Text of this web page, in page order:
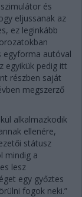
és
eljussanak az
ez leginkább
egyforma autóval
egyikük pedig itt
részben saját
megszerző
alkalmazkodik
ellenére,
státusz
mindig a
lesz
egy győztes
fogok neki.”